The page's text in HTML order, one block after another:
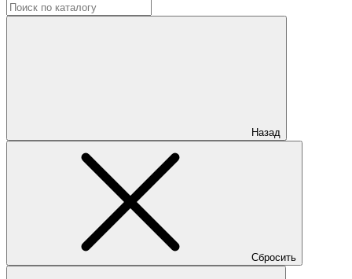
Назад
Сбросить